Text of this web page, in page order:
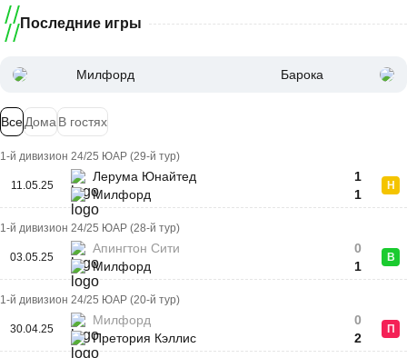
Последние игры
Милфорд Барока
ВсеДома В гостях
1-й дивизион 24/25 ЮАР (29-й тур)
11.05.25
Лерума Юнайтед
Милфорд
1
1
Н
1-й дивизион 24/25 ЮАР (28-й тур)
03.05.25
Апингтон Сити
Милфорд
0
1
В
1-й дивизион 24/25 ЮАР (20-й тур)
30.04.25
Милфорд
Претория Кэллис
0
2
П